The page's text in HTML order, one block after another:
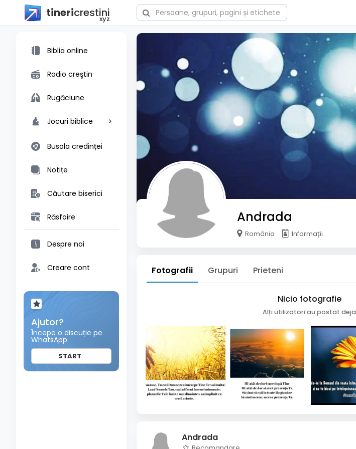
tinericrestini
xyz
Biblia online
Radio creştin
Rugăciune
Jocuri biblice
Busola credinței
Notițe
Căutare biserici
Răsfoire
Despre noi
Creare cont
Ajutor?
Începe o discuție pe
WhatsApp
START
Andrada
România Informații
Fotografii Grupuri Prieteni
Nicio fotografie
Alți utilizatori au postat deja
Andrada